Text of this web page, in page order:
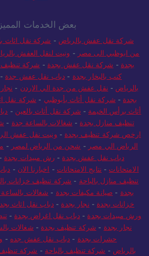
بعض الخدمات
شركة نقل عفش بالرياض -شركة نقل اثاث
من ابوظبي الى مصر-ونيت لنقل العفش
بجدة- شركة نقل عفش بجدة- شركة
كنب بالبخار بجدة - دباب نقل عفش جدة-
بالرياض -نقل عفش من جدة الي الاردن-
بجدة-شركة نقل أثاث بأبوظبي-شركة نقل
أثاث برأس الخيمة-شركة نقل أثاث بالعين-
تنظيف منازل بجدة -شغالات بالساعة جدة -
ارخص شركة تنظيف بجدة -ونيت نقل عفش
الرياض الي مصر- شحن من الرياض لمصر-
دباب نقل عفش بجدة- رش مبيدات بجدة
الامتحانات- نتايج الامتحانات-اخبارنا الان-
تنظيف منازل بالباحة- شركة تنظيف خزانات
بجدة- صيانة مكيفات بجدة -شغالات
خزانات بجدة-نجار بجدة- دباب نقل اثاث
ورش مبيدات بجدة -دباب نقل اغراض بجدة-
نجار بجدة -شركة تنظيف بجدة -شغالات
حشرات بجدة- دباب نقل عفش جده-